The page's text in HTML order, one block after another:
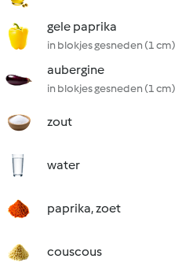
gele paprika
in blokjes gesneden (1 cm)
aubergine
in blokjes gesneden (1 cm)
zout
water
paprika, zoet
couscous